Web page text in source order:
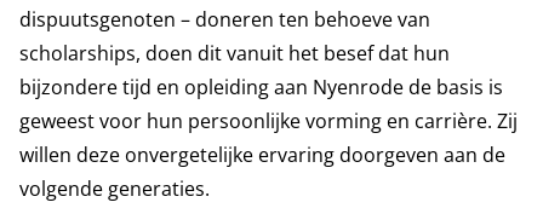
dispuutsgenoten – doneren ten behoeve van
scholarships, doen dit vanuit het besef dat hun
bijzondere tijd en opleiding aan Nyenrode de basis is
geweest voor hun persoonlijke vorming en carrière. Zij
willen deze onvergetelijke ervaring doorgeven aan de
volgende generaties.